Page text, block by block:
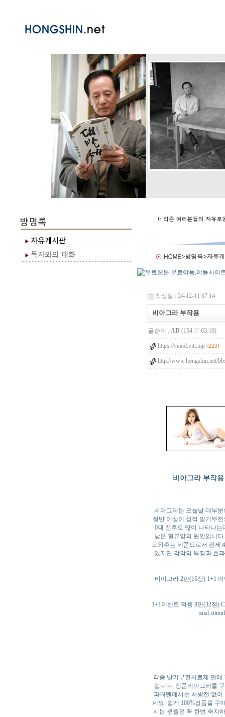
작성일 : 24-12-11 07:14
비아그라 부작용
글쓴이 : AD (154.♡.63.10)
https://viaod.vitt.top [223]
http://www.hongshin.net/
비아그라 부작
비아그라는 오늘날 대부
절반 이상이 성적 발기부
0대 전후로 많이 나타나
낮은 혈류양의 원인입니
도와주는 제품으로서 전세
있지만 각각의 특징과 효
비아그라 2판(16정) 1+1
1+1이벤트 적용 8판(32정)
xual
각종 발기부전치료제 판
입니다. 정품비아그라를
파워맨에서는 처방전 없
세요. 쉽게 100%정품을 구
시는 분들은 꼭 한번 숙지